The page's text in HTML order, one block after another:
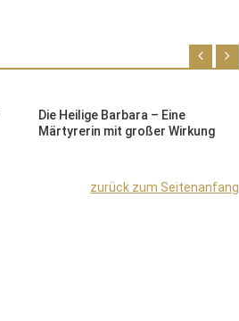
Die Heilige Barbara – Eine
Märtyrerin mit großer Wirkung
zurück zum Seitenanfang